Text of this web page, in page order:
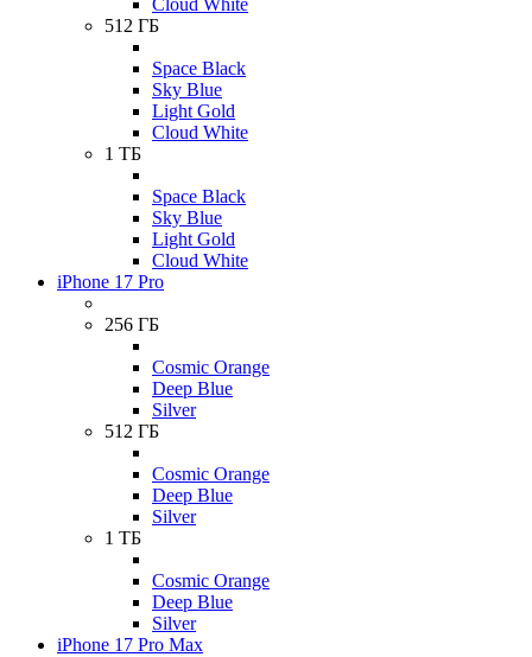
Cloud White
512 ГБ
Space Black
Sky Blue
Light Gold
Cloud White
1 ТБ
Space Black
Sky Blue
Light Gold
Cloud White
iPhone 17 Pro
256 ГБ
Cosmic Orange
Deep Blue
Silver
512 ГБ
Cosmic Orange
Deep Blue
Silver
1 ТБ
Cosmic Orange
Deep Blue
Silver
iPhone 17 Pro Max